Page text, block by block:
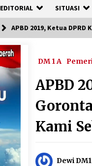
EDITORIAL SITUASI
APBD 2019, Ketua
DM 1 A
APBD
Kami
Dewi DM1